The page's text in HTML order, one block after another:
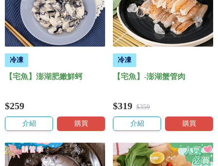
冷凍
【宅魚】澎湖肥嫩鮮蚵
$259
介紹 購買
冷凍
【宅魚】-澎湖蟹管肉
$319 $359
介紹 購買